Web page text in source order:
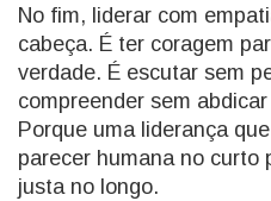
No fim, liderar com
cabeça. É ter coragem
verdade. É escutar sem
compreender sem
Porque uma liderança
parecer humana no curto
justa no longo.